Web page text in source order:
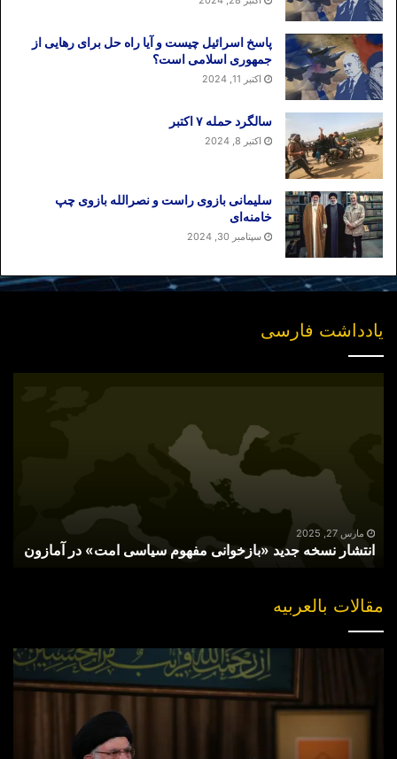
پاسخ اسرائیل چیست و آیا راه حل برای رهایی از
جمهوری اسلامی است؟
اکتبر 11, 2024
سالگرد حمله ۷ اکتبر
اکتبر 8, 2024
سلیمانی بازوی راست و نصرالله بازوی چپ
خامنه‌ای
سپتامبر 30, 2024
یادداشت فارسی
آمازونمارس 27, 2025
انتشار نسخه جدید «بازخوانی مفهوم سیاسی امت» در آمازون
مقالات بالعربیه
والبحث